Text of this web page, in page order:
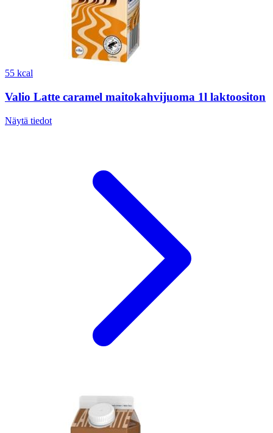
55 kcal
Valio Latte caramel maitokahvijuoma 1l laktoositon
Näytä tiedot